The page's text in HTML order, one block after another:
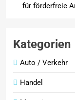
für förderfreie
Kategorien
Auto / Verkehr
Handel